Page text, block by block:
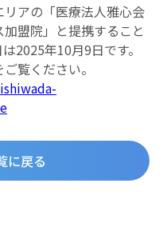
アの「医療法人雅心会
盟院」と提携すること
2025年10月9日です。
覧ください。
に戻る